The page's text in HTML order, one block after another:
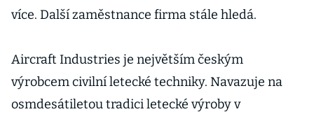
více. Další zaměstnance firma stále hledá.
Aircraft Industries je největším českým
výrobcem civilní letecké techniky. Navazuje na
osmdesátiletou tradici letecké výroby v